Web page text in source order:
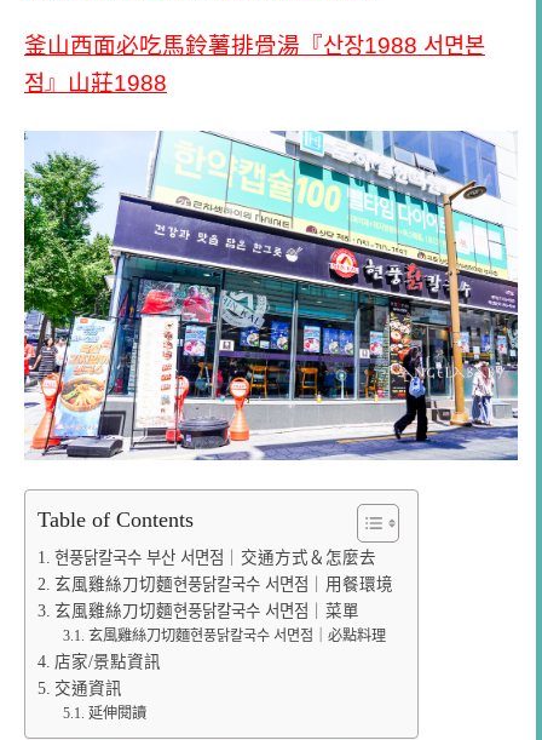
釜山西面必吃馬鈴薯排骨湯『산장1988 서면본
점』山莊1988
Table of Contents
현풍닭칼국수 부산 서면점｜交通方式＆怎麼去
玄風雞絲刀切麵현풍닭칼국수 서면점｜用餐環境
玄風雞絲刀切麵현풍닭칼국수 서면점｜菜單
玄風雞絲刀切麵현풍닭칼국수 서면점｜必點料理
店家/景點資訊
交通資訊
延伸閱讀